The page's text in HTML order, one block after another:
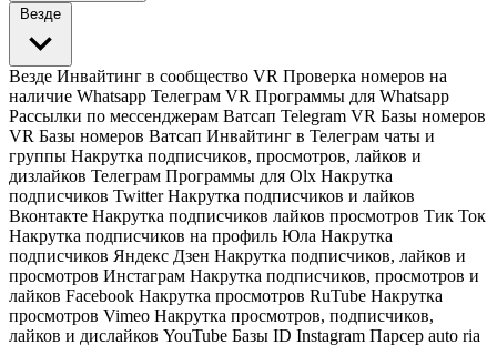
Везде
Везде Инвайтинг в сообщество VR Проверка номеров на
наличие Whatsapp Телеграм VR Программы для Whatsapp
Рассылки по мессенджерам Ватсап Telegram VR Базы номеров
VR Базы номеров Ватсап Инвайтинг в Телеграм чаты и
группы Накрутка подписчиков, просмотров, лайков и
дизлайков Телеграм Программы для Olx Накрутка
подписчиков Twitter Накрутка подписчиков и лайков
Вконтакте Накрутка подписчиков лайков просмотров Тик Ток
Накрутка подписчиков на профиль Юла Накрутка
подписчиков Яндекс Дзен Накрутка подписчиков, лайков и
просмотров Инстаграм Накрутка подписчиков, просмотров и
лайков Facebook Накрутка просмотров RuTube Накрутка
просмотров Vimeo Накрутка просмотров, подписчиков,
лайков и дислайков YouTube Базы ID Instagram Парсер auto ria